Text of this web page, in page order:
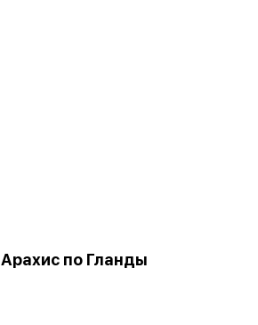
Арахис по Гланды